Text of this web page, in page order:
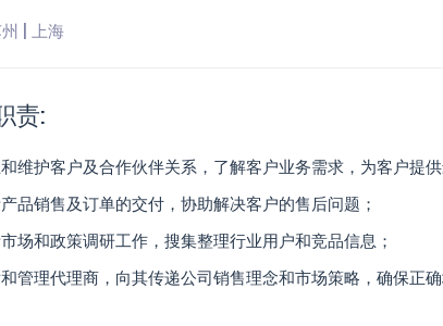
| 上海
责:
维护客户及合作伙伴关系，了解客户业务需求，为客户提供
品销售及订单的交付，协助解决客户的售后问题；
场和政策调研工作，搜集整理行业用户和竞品信息；
管理代理商，向其传递公司销售理念和市场策略，确保正确